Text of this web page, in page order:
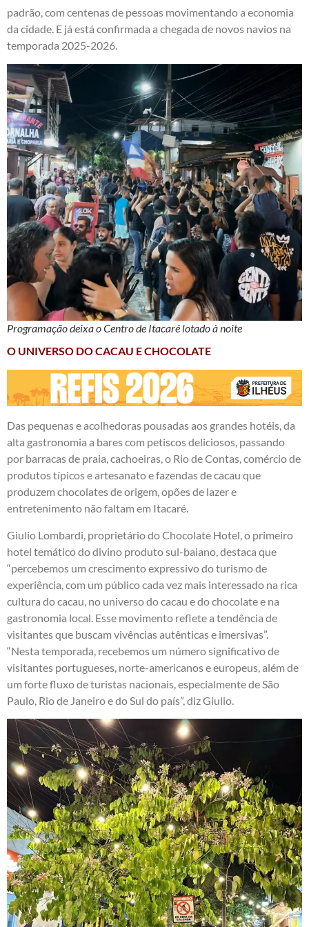
padrão, com centenas de pessoas movimentando a economia
da cidade. E já está confirmada a chegada de novos navios na
temporada 2025-2026.
Programação deixa o Centro de Itacaré lotado à noite
O UNIVERSO DO CACAU E CHOCOLATE
Das pequenas e acolhedoras pousadas aos grandes hotéis, da
alta gastronomia a bares com petiscos deliciosos, passando
por barracas de praia, cachoeiras, o Rio de Contas, comércio de
produtos típicos e artesanato e fazendas de cacau que
produzem chocolates de origem, opões de lazer e
entretenimento não faltam em Itacaré.
Giulio Lombardi, proprietário do Chocolate Hotel, o primeiro
hotel temático do divino produto sul-baiano, destaca que
“percebemos um crescimento expressivo do turismo de
experiência, com um público cada vez mais interessado na rica
cultura do cacau, no universo do cacau e do chocolate e na
gastronomia local. Esse movimento reflete a tendência de
visitantes que buscam vivências autênticas e imersivas”.
“Nesta temporada, recebemos um número significativo de
visitantes portugueses, norte-americanos e europeus, além de
um forte fluxo de turistas nacionais, especialmente de São
Paulo, Rio de Janeiro e do Sul do país”, diz Giulio.